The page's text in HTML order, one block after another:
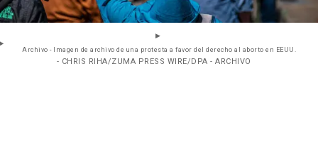
Archivo - Imagen de archivo de una protesta a favor del derecho al aborto en EEUU.
- CHRIS RIHA/ZUMA PRESS WIRE/DPA - ARCHIVO